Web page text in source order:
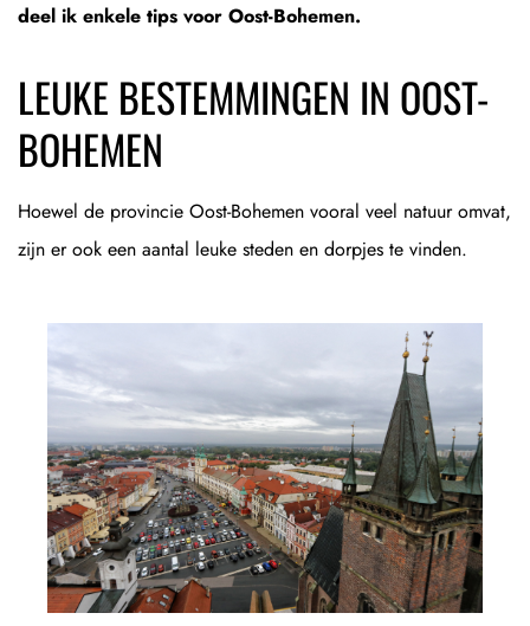
deel ik enkele tips voor Oost-Bohemen.
LEUKE BESTEMMINGEN IN OOST-
BOHEMEN
Hoewel de provincie Oost-Bohemen vooral veel natuur omvat,
zijn er ook een aantal leuke steden en dorpjes te vinden.